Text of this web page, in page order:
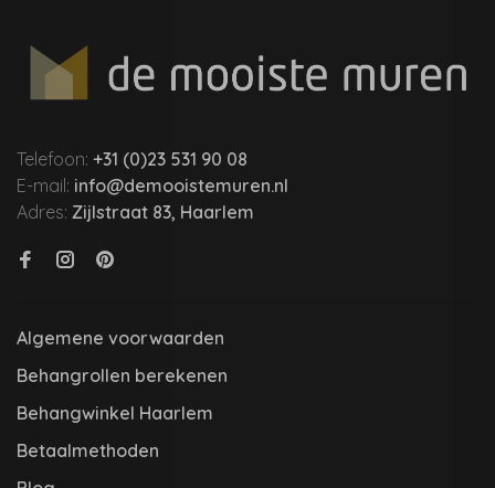
Telefoon: +31 (0)23 531 90 08
E-mail: info@demooistemuren.nl
Adres: Zijlstraat 83, Haarlem
Algemene voorwaarden
Behangrollen berekenen
Behangwinkel Haarlem
Betaalmethoden